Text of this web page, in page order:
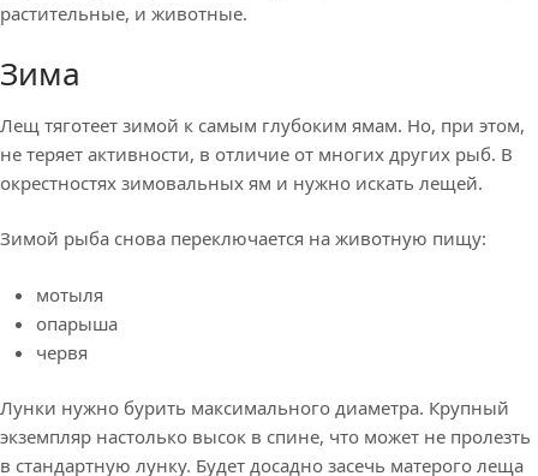
растительные, и животные.
Зима
Лещ тяготеет зимой к самым глубоким ямам. Но, при этом,
не теряет активности, в отличие от многих других рыб. В
окрестностях зимовальных ям и нужно искать лещей.
Зимой рыба снова переключается на животную пищу:
мотыля
опарыша
червя
Лунки нужно бурить максимального диаметра. Крупный
экземпляр настолько высок в спине, что может не пролезть
в стандартную лунку. Будет досадно засечь матерого леща